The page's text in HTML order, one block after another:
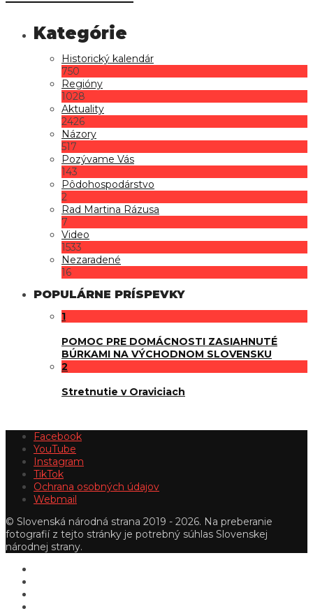
Historický kalendár
750
Regióny
1028
Aktuality
2426
Názory
517
Pozývame Vás
143
Pôdohospodárstvo
2
Rad Martina Rázusa
7
Video
1533
Nezaradené
16
POPULÁRNE PRÍSPEVKY
1
POMOC PRE DOMÁCNOSTI ZASIAHNUTÉ
BÚRKAMI NA VÝCHODNOM SLOVENSKU
2
Stretnutie v Oraviciach
Facebook
YouTube
Instagram
TikTok
Ochrana osobných údajov
Webmail
© Slovenská národná strana 2019 - 2026. Na preberanie
fotografií z tejto stránky je potrebný súhlas Slovenskej
národnej strany.